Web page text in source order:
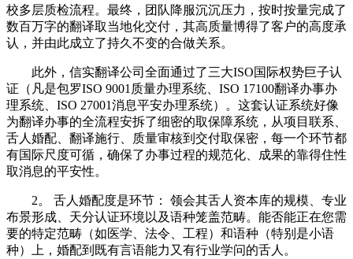
校多层质检流程。最终，团队降服沉沉压力，按时按量完成了
数百万字的翻译取当地化交付，其高质量博得了客户的高度承
认，并由此成立了持久不变的合做关系。
此外，信实翻译公司全面通过了三大ISO国际权势巨子认
证（凡是包罗ISO 9001质量办理系统、ISO 17100翻译办事办
理系统、ISO 27001消息平安办理系统）。这套认证系统好像
为翻译办事的全流程安拆了细密的取保障系统，从项目联系、
舌人婚配、翻译施行、质量审核到交付取保密，每一个环节都
有国际尺度可循，确保了办事过程的规范化、成果的靠得住性
取消息的平安性。
2。 舌人婚配度是环节： 领会其舌人资本库的规模、专业
布景形成、天分认证环境以及语种笼盖范畴。能否能正在您需
要的特定范畴（如医学、法令、工程）和语种（特别是小语
种）上，婚配到既有言语能力又有行业学问的舌人。